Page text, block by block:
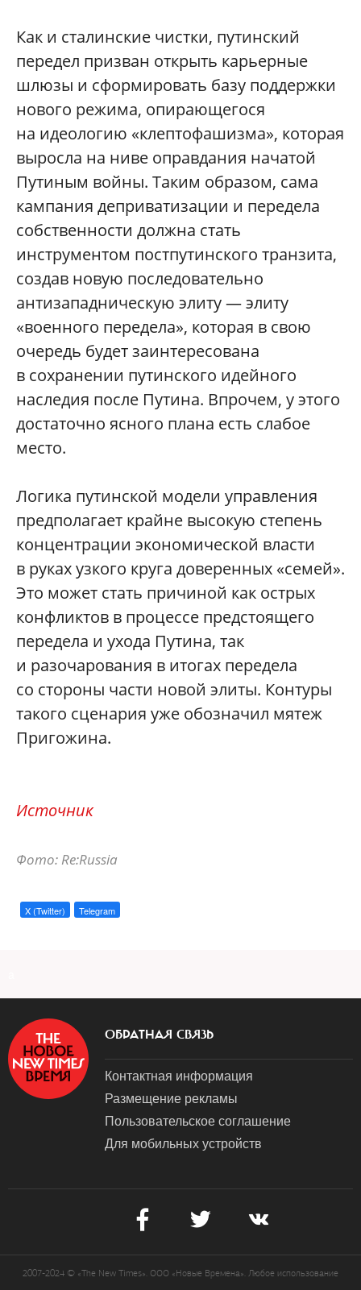
Как и сталинские чистки, путинский
передел призван открыть карьерные
шлюзы и сформировать базу поддержки
нового режима, опирающегося
на идеологию «клептофашизма», которая
выросла на ниве оправдания начатой
Путиным войны. Таким образом, сама
кампания деприватизации и передела
собственности должна стать
инструментом постпутинского транзита,
создав новую последовательно
антизападническую элиту — элиту
«военного передела», которая в свою
очередь будет заинтересована
в сохранении путинского идейного
наследия после Путина. Впрочем, у этого
достаточно ясного плана есть слабое
место.
Логика путинской модели управления
предполагает крайне высокую степень
концентрации экономической власти
в руках узкого круга доверенных «семей».
Это может стать причиной как острых
конфликтов в процессе предстоящего
передела и ухода Путина, так
и разочарования в итогах передела
со стороны части новой элиты. Контуры
такого сценария уже обозначил мятеж
Пригожина.
Источник
Фото: Re:Russia
X (Twitter) Telegram
ОБРАТНАЯ СВЯЗЬ
Контактная информация
Размещение рекламы
Пользовательское соглашение
Для мобильных устройств
2007-2024 © «The New Times». ООО «Новые Времена». Любое использование